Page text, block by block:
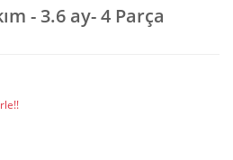
- 3.6 ay- 4 Parça